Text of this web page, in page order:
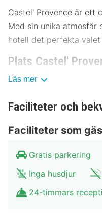
Castel' Provence är ett
Med sin unika atmosfär
hotell det perfekta
Plats Castel'
Castel' Provence ligger
lokala sevärdheterna.
pittoreska vyer och
till en idealisk plats för
finns goda
och tåg, samt tillgång
Stadens centrum:
Läs mer
Faciliteter och
Faciliteter som
Gratis parkering
Inga husdjur
24-timmars